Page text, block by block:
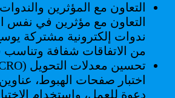
التعاون مع المؤثرين والندوات
التعاون مع مؤثرين في نفس
ندوات إلكترونية مشتركة
من الاتفاقات شفافة وتناسب
تحسين معدلات التحويل (CRO)
اختبار صفحات الهبوط،